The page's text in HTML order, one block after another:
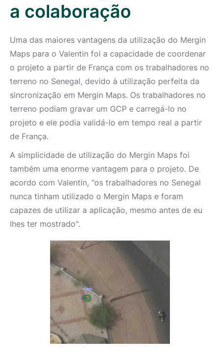
a colaboração
Uma das maiores vantagens da utilização do Mergin
Maps para o Valentin foi a capacidade de coordenar
o projeto a partir de França com os trabalhadores no
terreno no Senegal, devido à utilização perfeita da
sincronização em Mergin Maps. Os trabalhadores no
terreno podiam gravar um GCP e carregá-lo no
projeto e ele podia validá-lo em tempo real a partir
de França.
A simplicidade de utilização do Mergin Maps foi
também uma enorme vantagem para o projeto. De
acordo com Valentin, "os trabalhadores no Senegal
nunca tinham utilizado o Mergin Maps e foram
capazes de utilizar a aplicação, mesmo antes de eu
lhes ter mostrado".